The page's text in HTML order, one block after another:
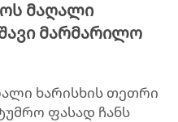
მაღალი
მარმარილო
ხარისხის თეთრი
ფასად ჩანს